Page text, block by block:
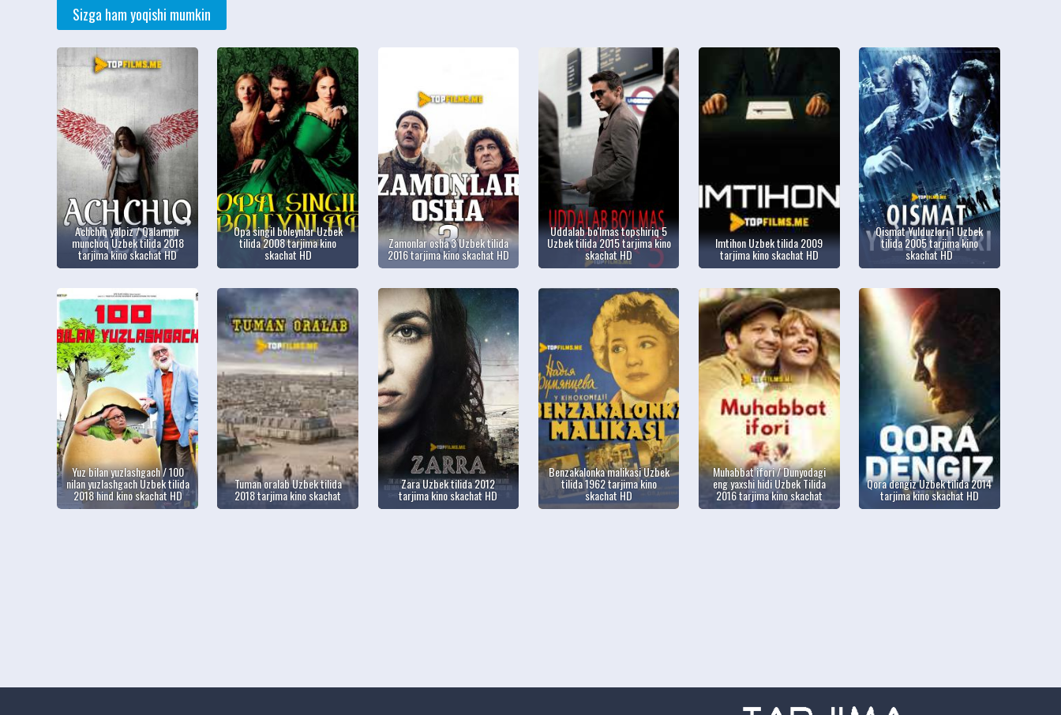
Sizga ham yoqishi mumkin
Achchiq yalpiz / Qalampir
munchoq Uzbek tilida 2018
tarjima kino skachat HD
Opa singil boleynlar Uzbek
tilida 2008 tarjima kino
skachat HD
Zamonlar osha 3 Uzbek tilida
2016 tarjima kino skachat HD
Uddalab bo'lmas topshiriq 5
Uzbek tilida 2015 tarjima kino
skachat HD
Imtihon Uzbek tilida 2009
tarjima kino skachat HD
Qismat Yulduzlari 1 Uzbek
tilida 2005 tarjima kino
skachat HD
Yuz bilan yuzlashgach / 100
nilan yuzlashgach Uzbek tilida
2018 hind kino skachat HD
Tuman oralab Uzbek tilida
2018 tarjima kino skachat
Zara Uzbek tilida 2012
tarjima kino skachat HD
Benzakalonka malikasi Uzbek
tilida 1962 tarjima kino
skachat HD
Muhabbat ifori / Dunyodagi
eng yaxshi hidi Uzbek Tilida
2016 tarjima kino skachat
Qora dengiz Uzbek tilida 2014
tarjima kino skachat HD